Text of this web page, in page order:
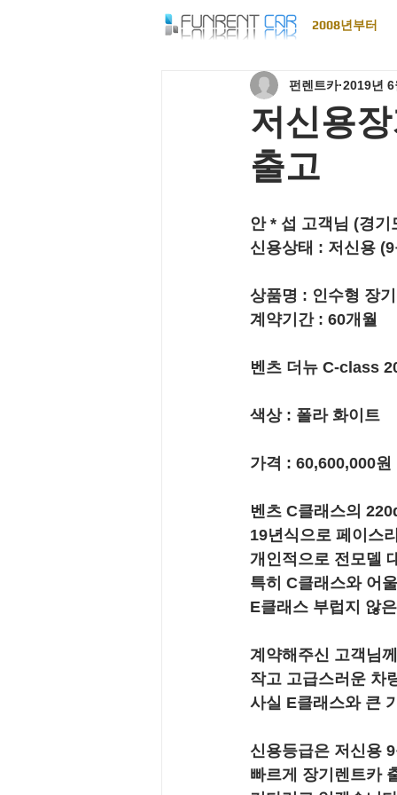
2008년부터
저신용
출고
펀렌트카 2019년 6
안 * 섭 고객님 (경기
신용상태 : 저신용
상품명 : 인수형 장
계약기간 : 60개월
벤츠 더뉴 C-class
색상 : 폴라 화이트
가격 : 60,600,000원
벤츠 C클래스의
19년식으로 페이스
개인적으로 전모델
특히 C클래스와 어
E클래스 부럽지 않
계약해주신 고객님
작고 고급스러운 차
사실 E클래스와 큰
신용등급은 저신용
빠르게 장기렌트카